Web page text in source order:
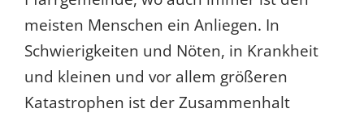
meisten Menschen ein Anliegen. In
Schwierigkeiten und Nöten, in Krankheit
und kleinen und vor allem größeren
Katastrophen ist der Zusammenhalt